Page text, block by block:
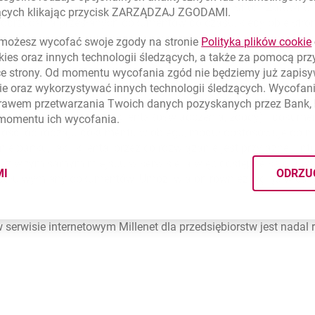
dodawania komentarzy przez każdą ze stron. Zarówno
przesłanych dokumentów do czasu, kiedy obie
Moduł pozwala dołączać dokumenty zawierające podpis
jest pieczęcią elektroniczną banku.
klient otrzymuje SMS z informacją o udostępnionej
dokumentów na trzy kategorie - dokumenty, które
jedynie podpisu klienta (oświadczenia, zgody) i
wymiany dokumentów. Umożliwia on również wgląd w
serwisie internetowym Millenet dla przedsiębiorstw jest nadal
klikając przycisk ZARZĄDZAJ ZGODAMI.
wycofać swoje zgody na stronie Polityka plikówcookie
oraz innych technologii śledzących, a także za pomocą
strony. Od momentu wycofania zgód nie będziemy już
oraz wykorzystywać innych technologii śledzących.
przetwarzania Twoich danych pozyskanych przez
ich wycofania.
PLIKÓW